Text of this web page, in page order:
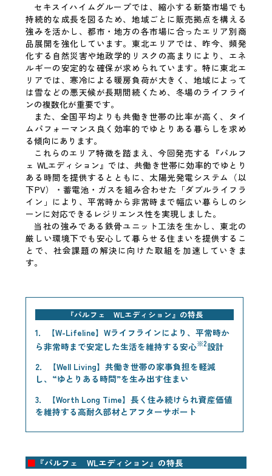
セキスイハイムグループでは、縮小する新築市場でも
持続的な成長を図るため、地域ごとに販売拠点を構える
強みを活かし、都市・地方の各市場に合ったエリア別商
品展開を強化しています。東北エリアでは、昨今、頻発
化する自然災害や地政学的リスクの高まりにより、エネ
ルギーの安定的な確保が求められています。特に東北エ
リアでは、寒冷による暖房負荷が大きく、地域によって
は雪などの悪天候が長期間続くため、冬場のライフライ
ンの複数化が重要です。
また、全国平均よりも共働き世帯の比率が高く、タイ
ムパフォーマンス良く効率的でゆとりある暮らしを求め
る傾向にあります。
これらのエリア特徴を踏まえ、今回発売する『パルフ
ェ WLエディション』では、共働き世帯に効率的でゆとり
ある時間を提供するとともに、太陽光発電システム（以
下PV）・蓄電池・ガスを組み合わせた「ダブルライフラ
イン」により、平常時から非常時まで幅広い暮らしのシ
ーンに対応できるレジリエンス性を実現しました。
当社の強みである鉄骨ユニット工法を生かし、東北の
厳しい環境下でも安心して暮らせる住まいを提供するこ
とで、社会課題の解決に向けた取組を加速していきま
す。
『パルフェ WLエディション』の特長
1．【W-Lifeline】Wライフラインにより、平常時か
ら非常時まで安定した生活を維持する安心※2設計
2．【Well Living】共働き世帯の家事負担を軽減
し、“ゆとりある時間”を生み出す住まい
3．【Worth Long Time】長く住み続けられ資産価値
を維持する高耐久部材とアフターサポート
■ 『パルフェ WLエディション』の特長